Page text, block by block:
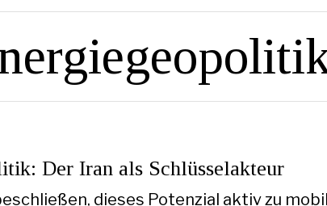
Der Iran als Schlüsselakteur
dieses Potenzial aktiv zu